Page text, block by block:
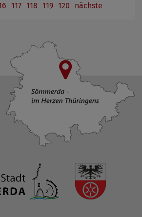
117 118 119 120 nächste